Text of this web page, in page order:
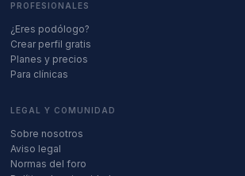
PROFESIONALES
¿Eres podólogo?
Crear perfil gratis
Planes y precios
Para clínicas
LEGAL Y COMUNIDAD
Sobre nosotros
Aviso legal
Normas del foro